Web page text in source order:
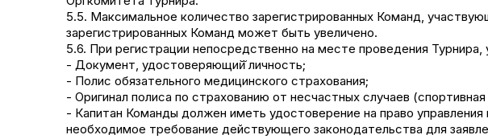
5.5. Максимальное количество зарегистрированных Команд,
зарегистрированных Команд может быть увеличено.
5.6. При регистрации непосредственно на месте проведения Турнира,
- Документ, удостоверяющий̆ личность;
- Полис обязательного медицинского страхования;
- Оригинал полиса по страхованию от несчастных случаев
- Капитан Команды должен иметь удостоверение на право
необходимое требование действующего законодательства для